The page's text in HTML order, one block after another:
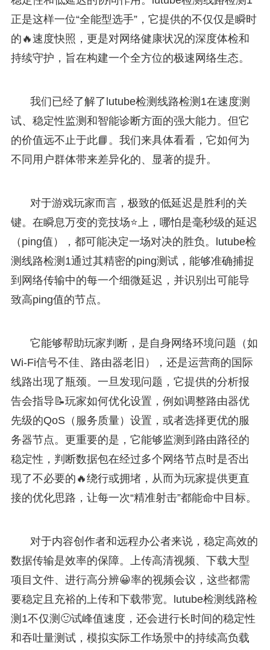
正是这样一位“全能型选手”，它提供的不仅仅是瞬时
的🔥速度快照，更是对网络健康状况的深度体检和
持续守护，旨在构建一个全方位的极速网络生态。
我们已经了解了lutube检测线路检测1在速度测
试、稳定性监测和智能诊断方面的强大能力。但它
的价值远不止于此📘。我们来具体看看，它如何为
不同用户群体带来差异化的、显著的提升。
对于游戏玩家而言，极致的低延迟是胜利的关
键。在瞬息万变的竞技场⭐上，哪怕是毫秒级的延迟
（ping值），都可能决定一场对决的胜负。lutube检
测线路检测1通过其精密的ping测试，能够准确捕捉
到网络传输中的每一个细微延迟，并识别出可能导
致高ping值的节点。
它能够帮助玩家判断，是自身网络环境问题（如
Wi-Fi信号不佳、路由器老旧），还是运营商的国际
线路出现了瓶颈。一旦发现问题，它提供的分析报
告会指导📝玩家如何优化设置，例如调整路由器优
先级的QoS（服务质量）设置，或者选择更优的服
务器节点。更重要的是，它能够监测到路由路径的
稳定性，判断数据包在经过多个网络节点时是否出
现了不必要的🔥绕行或拥堵，从而为玩家提供更直
接的优化思路，让每一次“精准射击”都能命中目标。
对于内容创作者和远程办公者来说，稳定高效的
数据传输是效率的保障。上传高清视频、下载大型
项目文件、进行高分辨😀率的视频会议，这些都需
要稳定且充裕的上传和下载带宽。lutube检测线路检
测1不仅测🙂试峰值速度，还会进行长时间的稳定性
和吞吐量测试，模拟实际工作场景中的持续高负载